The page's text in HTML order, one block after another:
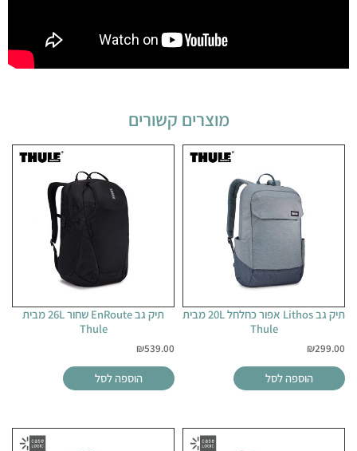
מוצרים קשורים
תיק גב Lithos אפור כחלחל 20L מבית
Thule
₪299.00
הוספה לסל
תיק גב EnRoute שחור 26L מבית
Thule
₪539.00
הוספה לסל